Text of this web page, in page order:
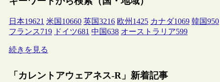
日本19621 米国 10660 英国3216 欧州 1425 カナダ1069 韓国950
フランス719 ドイツ681 中国638 オーストラリア599
続きを見る
「カレントアウェアネス-R」新着記事